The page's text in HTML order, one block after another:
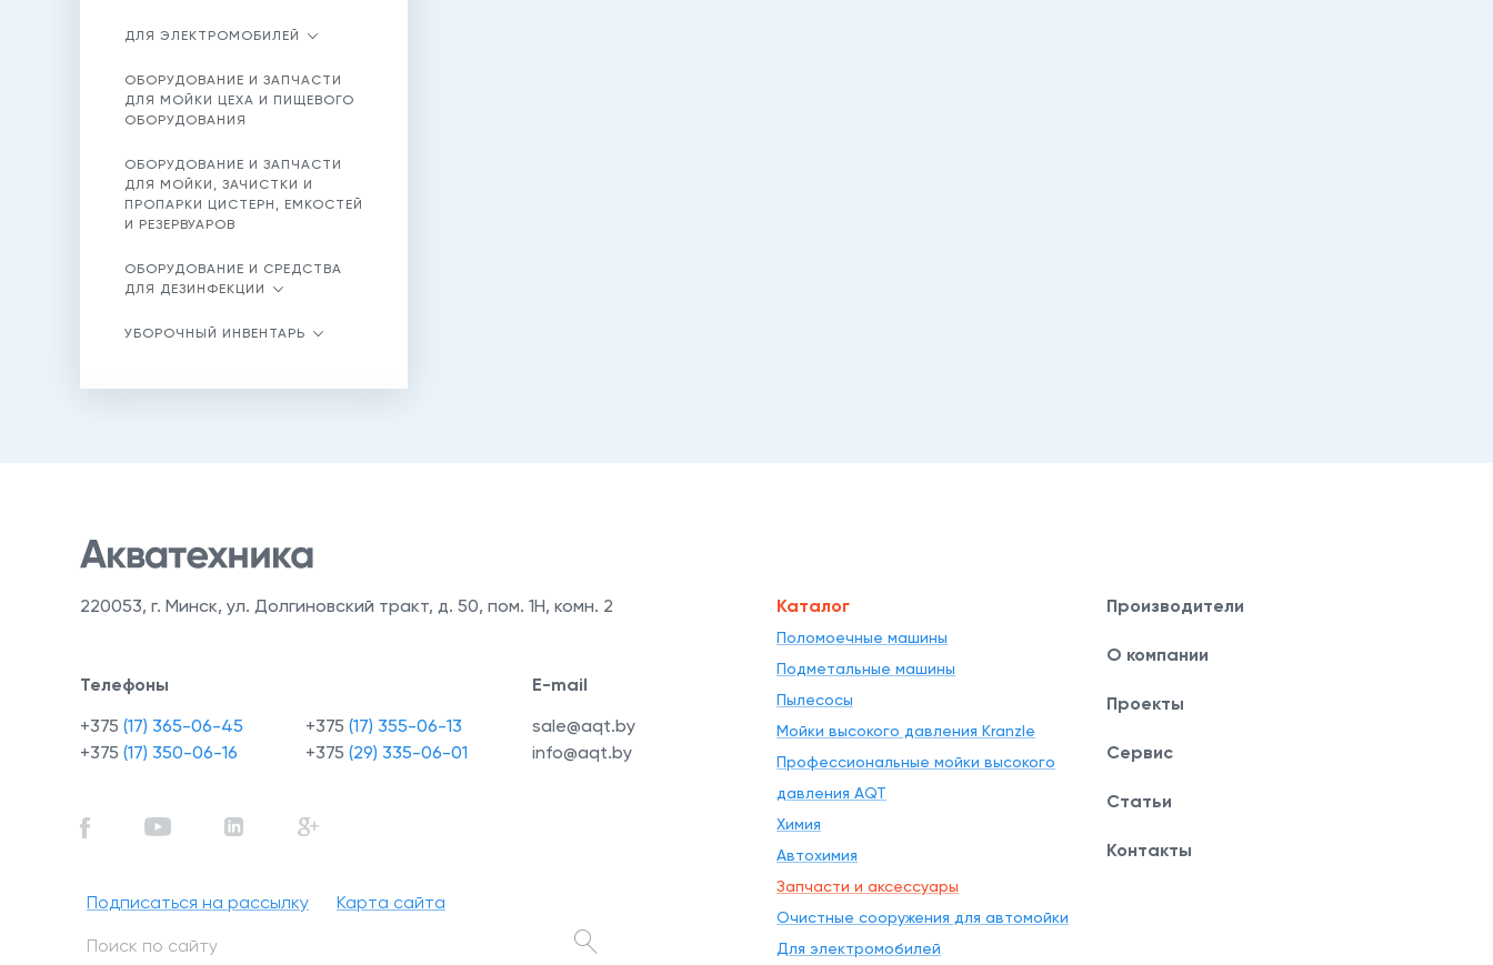
ДЛЯ ЭЛЕКТРОМОБИЛЕЙ
ОБОРУДОВАНИЕ И ЗАПЧАСТИ
ДЛЯ МОЙКИ ЦЕХА И ПИЩЕВОГО
ОБОРУДОВАНИЯ
ОБОРУДОВАНИЕ И ЗАПЧАСТИ
ДЛЯ МОЙКИ, ЗАЧИСТКИ И
ПРОПАРКИ ЦИСТЕРН, ЕМКОСТЕЙ
И РЕЗЕРВУАРОВ
ОБОРУДОВАНИЕ И СРЕДСТВА
ДЛЯ ДЕЗИНФЕКЦИИ
УБОРОЧНЫЙ ИНВЕНТАРЬ
220053, г. Минск, ул. Долгиновский тракт, д. 50, пом. 1Н, комн. 2
Телефоны
+375 (17) 365-06-45
+375 (17) 350-06-16
+375 (17) 355-06-13
+375 (29) 335-06-01
E-mail
sale@aqt.by
info@aqt.by
Подписаться на рассылку Карта сайта
Каталог
Поломоечные машины
Подметальные машины
Пылесосы
Мойки высокого давления Kranzle
Профессиональные мойки высокого
давления AQT
Химия
Автохимия
Запчасти и аксессуары
Очистные сооружения для автомойки
Для электромобилей
Производители
О компании
Проекты
Сервис
Статьи
Контакты